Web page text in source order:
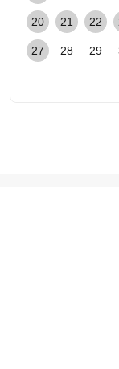
20 21 22
27 28 29